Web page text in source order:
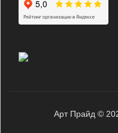
Арт Прайд ©